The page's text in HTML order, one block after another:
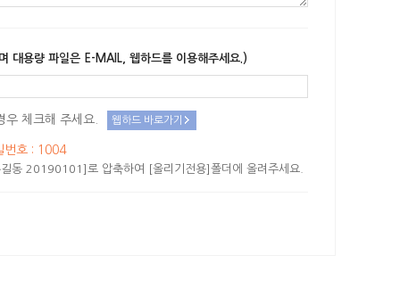
대용량 파일은 E-MAIL, 웹하드를 이용해주세요.)
우 체크해 주세요. 웹하드 바로가기
번호 : 1004
동 20190101]로 압축하여 [올리기전용]폴더에 올려주세요.